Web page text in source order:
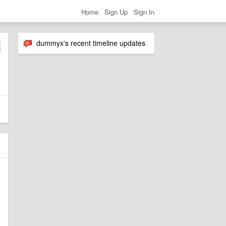
Home Sign Up Sign In
dummyx's recent timeline updates